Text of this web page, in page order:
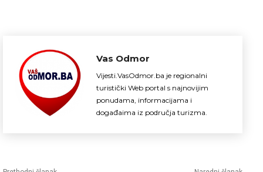
Vas Odmor
Vijesti.VasOdmor.ba je regionalni
turistički Web portal s najnovijim
ponudama, informacijama i
događaima iz područja turizma.